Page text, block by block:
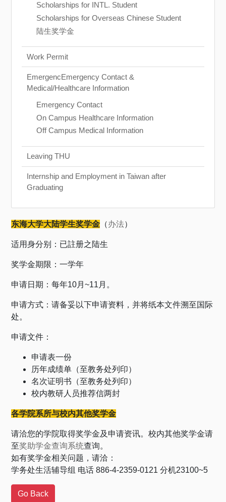
Scholarships for INTL. Student
Scholarships for Overseas Chinese Student
陆生奖学金
Work Permit
EmergencEmergency Contact &
Medical/Healthcare Information
Emergency Contact
On Campus Healthcare Information
Off Campus Medical Information
Leaving THU
Internship and Employment in Taiwan after
Graduating
东海大学大陆学生奖学金 （办法）
适用身分别：已註册之陆生
奖学金期限：一学年
申请日期：每年10月~11月。
申请方式：请备妥以下申请资料，并将纸本文件溯至国际
处。
申请文件：
申请表一份
历年成绩单（至教务处列印）
名次证明书（至教务处列印）
校内教研人员推荐信两封
各学院系所与校内其他奖学金
请洽您的学院取得奖学金及申请资讯。校内其他奖学金请
至奖助学金查询系统查询。
如有奖学金相关问题，请洽：
学务处生活辅导组 电话 886-4-2359-0121 分机23100~5